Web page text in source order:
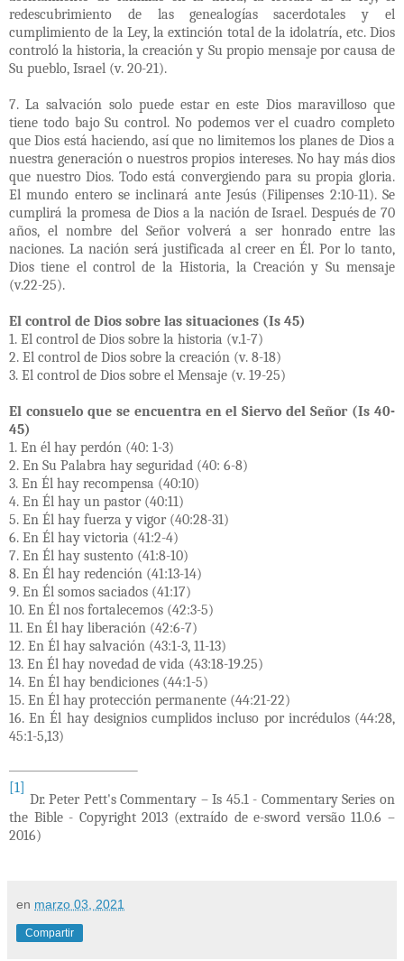
redescubrimiento de las genealogías sacerdotales y el
cumplimiento de la Ley, la extinción total de la idolatría, etc. Dios
controló la historia, la creación y Su propio mensaje por causa de
Su pueblo, Israel (v. 20-21).
7. La salvación solo puede estar en este Dios maravilloso que
tiene todo bajo Su control. No podemos ver el cuadro completo
que Dios está haciendo, así que no limitemos los planes de Dios a
nuestra generación o nuestros propios intereses. No hay más dios
que nuestro Dios. Todo está convergiendo para su propia gloria.
El mundo entero se inclinará ante Jesús (Filipenses 2:10-11). Se
cumplirá la promesa de Dios a la nación de Israel. Después de 70
años, el nombre del Señor volverá a ser honrado entre las
naciones. La nación será justificada al creer en Él. Por lo tanto,
Dios tiene el control de la Historia, la Creación y Su mensaje
(v.22-25).
El control de Dios sobre las situaciones (Is 45)
1. El control de Dios sobre la historia (v.1-7)
2. El control de Dios sobre la creación (v. 8-18)
3. El control de Dios sobre el Mensaje (v. 19-25)
El consuelo que se encuentra en el Siervo del Señor (Is 40-
45)
1. En él hay perdón (40: 1-3)
2. En Su Palabra hay seguridad (40: 6-8)
3. En Él hay recompensa (40:10)
4. En Él hay un pastor (40:11)
5. En Él hay fuerza y ​​vigor (40:28-31)
6. En Él hay victoria (41:2-4)
7. En Él hay sustento (41:8-10)
8. En Él hay redención (41:13-14)
9. En Él somos saciados (41:17)
10. En Él nos fortalecemos (42:3-5)
11. En Él hay liberación (42:6-7)
12. En Él hay salvación (43:1-3, 11-13)
13. En Él hay novedad de vida (43:18-19.25)
14. En Él hay bendiciones (44:1-5)
15. En Él hay protección permanente (44:21-22)
16. En Él hay designios cumplidos incluso por incrédulos (44:28,
45:1-5,13)
[1]
Dr. Peter Pett's Commentary – Is 45.1 - Commentary Series on
the Bible - Copyright 2013 (extraído de e-sword versão 11.0.6 –
2016)
en marzo 03, 2021
Compartir